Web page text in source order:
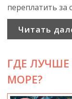
переплатить за
В статье
секреты
турагентствах
Читать
ГДЕ
МОРЕ?